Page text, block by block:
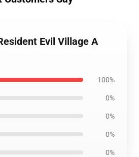
Evil Village A
100%
0%
0%
0%
0%